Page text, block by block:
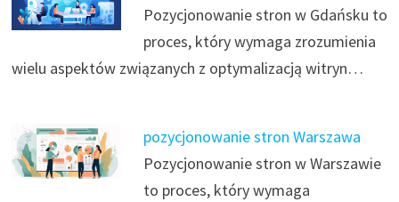
Pozycjonowanie stron w Gdańsku to
proces, który wymaga zrozumienia
wielu aspektów związanych z optymalizacją witryn…
pozycjonowanie stron Warszawa
Pozycjonowanie stron w Warszawie
to proces, który wymaga